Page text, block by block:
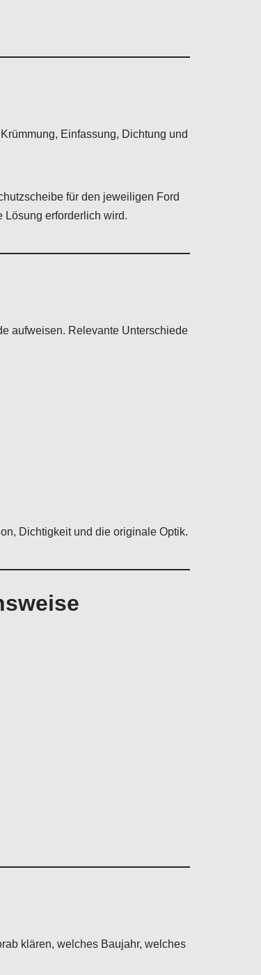
Einfassung, Dichtung und
für den jeweiligen Ford
Lösung erforderlich wird.
aufweisen. Relevante Unterschiede
Dichtigkeit und die originale Optik.
klären, welches Baujahr, welches